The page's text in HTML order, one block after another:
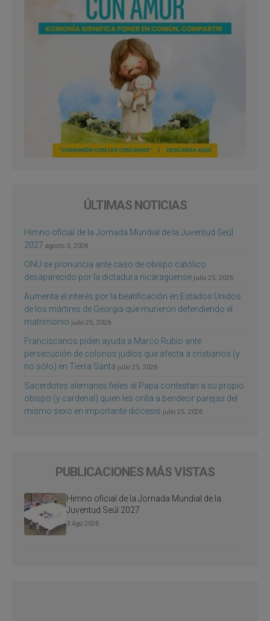
ÚLTIMAS NOTICIAS
Himno oficial de la Jornada Mundial de la Juventud Seúl
2027 agosto 3, 2026
ONU se pronuncia ante caso de obispo católico
desaparecido por la dictadura nicaragüense julio 25, 2026
Aumenta el interés por la beatificación en Estados Unidos
de los mártires de Georgia que murieron defendiendo el
matrimonio julio 25, 2026
Franciscanos piden ayuda a Marco Rubio ante
persecución de colonos judíos que afecta a cristianos (y
no sólo) en Tierra Santa julio 25, 2026
Sacerdotes alemanes fieles al Papa contestan a su propio
obispo (y cardenal) quien les orilla a bendecir parejas del
mismo sexo en importante diócesis julio 25, 2026
PUBLICACIONES MÁS VISTAS
Himno oficial de la Jornada Mundial de la
Juventud Seúl 2027
3 Ago 2026